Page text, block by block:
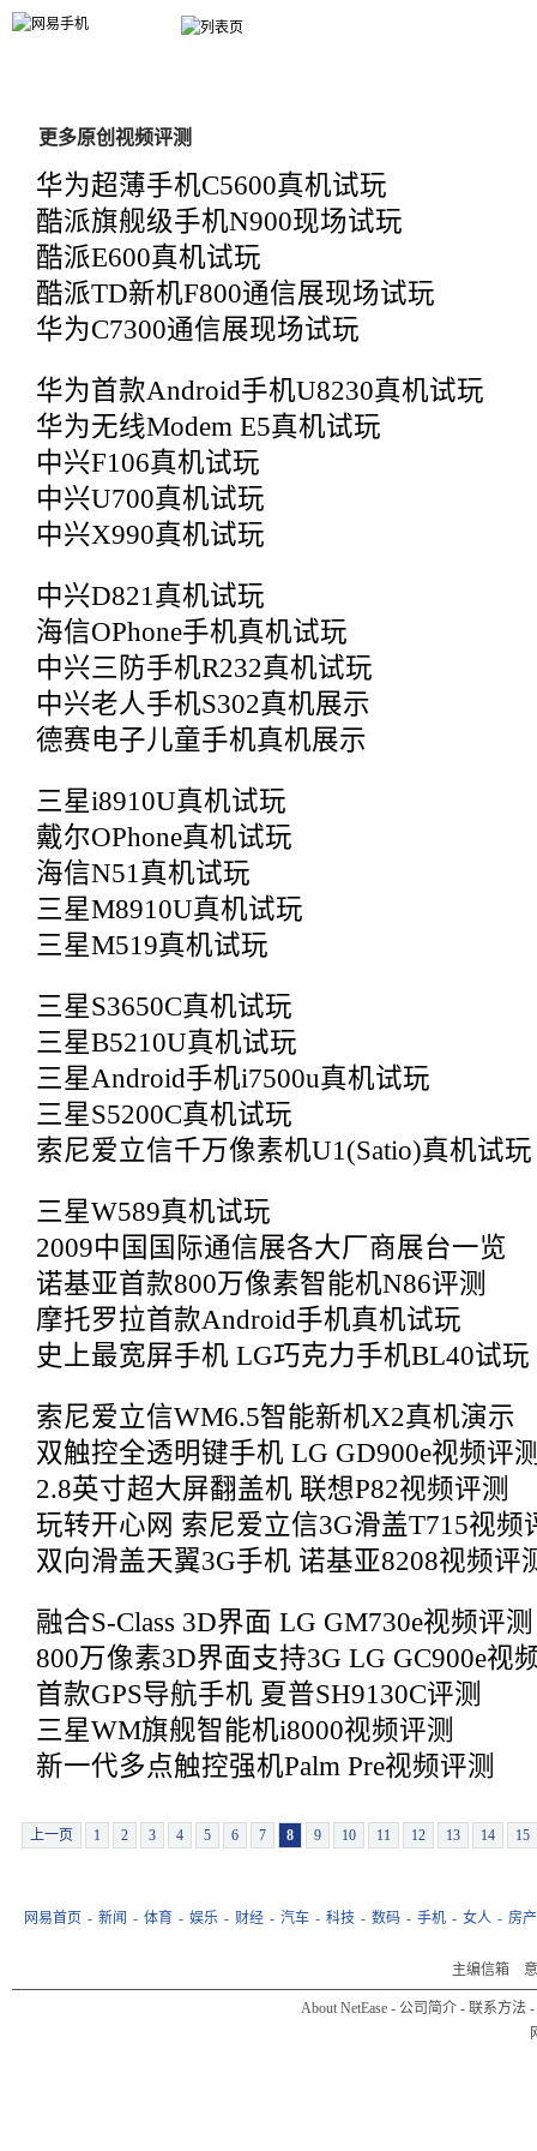
更多原创视频评测
华为超薄手机C5600真机试玩
酷派旗舰级手机N900现场试玩
酷派E600真机试玩
酷派TD新机F800通信展现场试玩
华为C7300通信展现场试玩
华为首款Android手机U8230真机试玩
华为无线Modem E5真机试玩
中兴F106真机试玩
中兴U700真机试玩
中兴X990真机试玩
中兴D821真机试玩
海信OPhone手机真机试玩
中兴三防手机R232真机试玩
中兴老人手机S302真机展示
德赛电子儿童手机真机展示
三星i8910U真机试玩
戴尔OPhone真机试玩
海信N51真机试玩
三星M8910U真机试玩
三星M519真机试玩
三星S3650C真机试玩
三星B5210U真机试玩
三星Android手机i7500u真机试玩
三星S5200C真机试玩
索尼爱立信千万像素机U1(Satio)真机试玩
三星W589真机试玩
2009中国国际通信展各大厂商展台一览
诺基亚首款800万像素智能机N86评测
摩托罗拉首款Android手机真机试玩
史上最宽屏手机 LG巧克力手机BL40试玩
索尼爱立信WM6.5智能新机X2真机演示
双触控全透明键手机 LG GD900e视频评
2.8英寸超大屏翻盖机 联想P82视频评测
玩转开心网 索尼爱立信3G滑盖T715视频
双向滑盖天翼3G手机 诺基亚8208视频评
融合S-Class 3D界面 LG GM730e视频评测
800万像素3D界面支持3G LG GC900e视
首款GPS导航手机 夏普SH9130C评测
三星WM旗舰智能机i8000视频评测
新一代多点触控强机Palm Pre视频评测
上一页 1 2 3 4 5 6 7 8 9 10 11 12 13 14 15
网易首页 - 新闻 - 体育 - 娱乐 - 财经 - 汽车 - 科技 - 数码 - 手机 - 女人 - 房产
主编信箱
About NetEase - 公司简介 - 联系方法 -